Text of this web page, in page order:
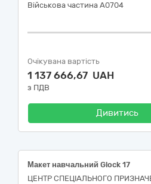
Військова частина А0704
Очікувана вартість
1 137 666,67 UAH
з ПДВ
Дивитись
Макет навчальний Glock 17
ЦЕНТР СПЕЦІАЛЬНОГО